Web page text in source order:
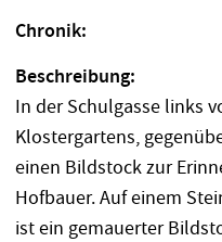
Chronik:
Beschreibung:
In der Schulgasse links
Klostergartens,
einen Bildstock zur
Hofbauer. Auf einem
ist ein gemauerter